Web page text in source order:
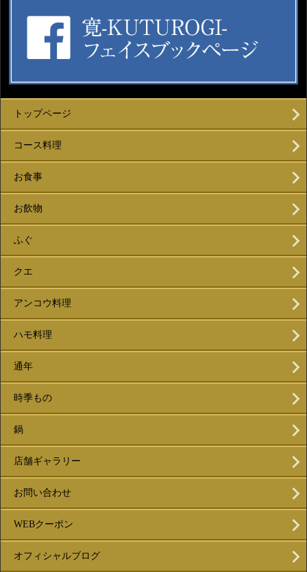
トップページ
コース料理
お食事
お飲物
ふぐ
クエ
アンコウ料理
ハモ料理
通年
時季もの
鍋
店舗ギャラリー
お問い合わせ
WEBクーポン
オフィシャルブログ